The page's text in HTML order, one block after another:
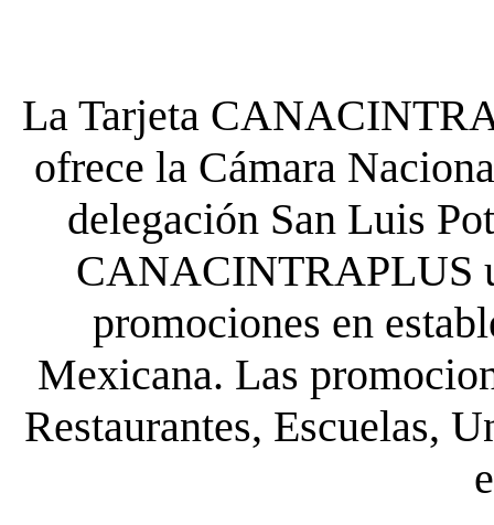
La Tarjeta
ofrece la Cámara
delegación San Luis
CANACINTRAPLUS
promociones en
Mexicana. Las
Restaurantes, Escuelas,